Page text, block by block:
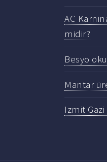
AC
midir?
Besyo
Mantar
Izmit